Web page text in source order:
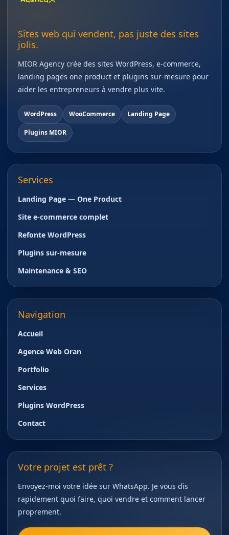
Sites web qui vendent, pas juste des sites
jolis.
MIOR Agency crée des sites WordPress, e-commerce,
landing pages one product et plugins sur-mesure pour
aider les entrepreneurs à vendre plus vite.
WordPress WooCommerce Landing Page
Plugins MIOR
Services
Landing Page — One Product
Site e-commerce complet
Refonte WordPress
Plugins sur-mesure
Maintenance & SEO
Navigation
Accueil
Agence Web Oran
Portfolio
Services
Plugins WordPress
Contact
Votre projet est prêt ?
Envoyez-moi votre idée sur WhatsApp. Je vous dis
rapidement quoi faire, quoi vendre et comment lancer
proprement.